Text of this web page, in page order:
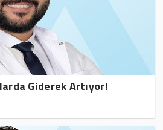
Giderek Artıyor!